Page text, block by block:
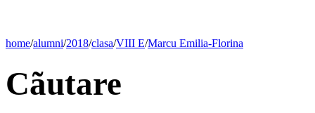
home/alumni/2018/clasa/VIII E/Marcu Emilia-Florina
Cãutare